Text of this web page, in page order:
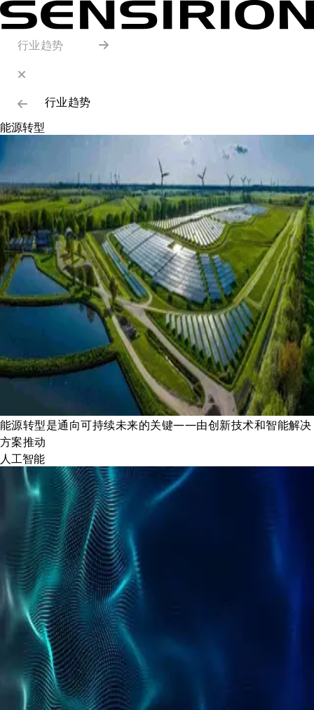
行业趋势
行业趋势
能源转型
能源转型是通向可持续未来的关键——由创新技术和智能解决
方案推动
人工智能